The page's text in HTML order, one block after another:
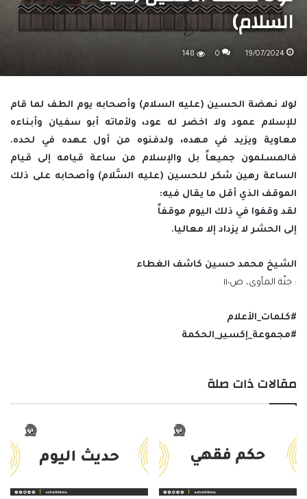
السلام)
19/07/2024
0
148
لولا نهضة الحسين (عليه السلام) وأصحابه يوم الطف لما قام
للإسلام عمود ولا اخضر له عود، ولأماته أبو سفيان وأبناءه
معاوية ويزيد في مهده، ولدفنوه من أول عهده في لحده.
فالمسلمون جميعاً بل والإسلام من ساعة قيامه إلى قيام
الساعة رهين شكر للحسين (عليه السَّلام) وأصحابه على ذلك
الموقف الذي أقل ما يقال فيه:
لقد وقفوا في ذلك اليوم موقفاً
إلى الحشر لا يزداد إلا معاليا.
الشيخ محمد حسين كاشف الغطاء
: جنّة المأوى، ص١١٠
#كلمات_الأعلام
#مجموعة_إكسير_الحكمة
مقالات ذات صلة